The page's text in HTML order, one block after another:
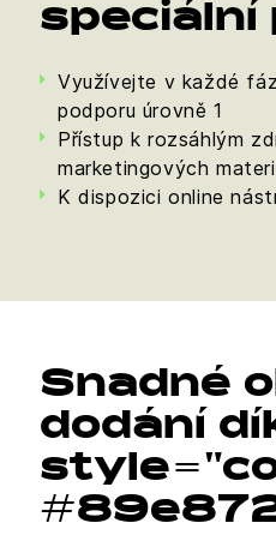
speciální
Využívejte v každé
podporu úrovně 1
Přístup k rozsáhlým
marketingových
K dispozici online
Snadné
dodání